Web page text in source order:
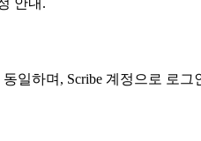
안내.
일하며, Scribe 계정으로 로